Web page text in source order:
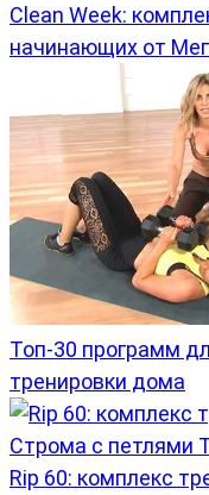
Clean Week:
начинающих от
Топ-30 программ
тренировки дома
Rip 60: комплекс